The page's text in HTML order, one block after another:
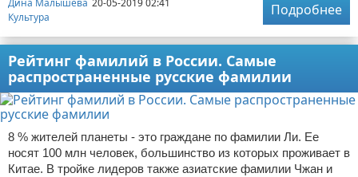
Культура
Подробнее
Рейтинг фамилий в России. Самые
распространенные русские фамилии
8 % жителей планеты - это граждане по фамилии Ли. Ее
носят 100 млн человек, большинство из которых проживает в
Китае. В тройке лидеров также азиатские фамилии Чжан и